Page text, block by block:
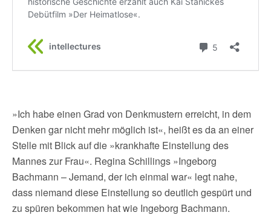
»Ich habe einen Grad von Denkmustern erreicht, in dem
Denken gar nicht mehr möglich ist«, heißt es da an einer
Stelle mit Blick auf die »krankhafte Einstellung des
Mannes zur Frau«. Regina Schillings »Ingeborg
Bachmann – Jemand, der ich einmal war« legt nahe,
dass niemand diese Einstellung so deutlich gespürt und
zu spüren bekommen hat wie Ingeborg Bachmann.